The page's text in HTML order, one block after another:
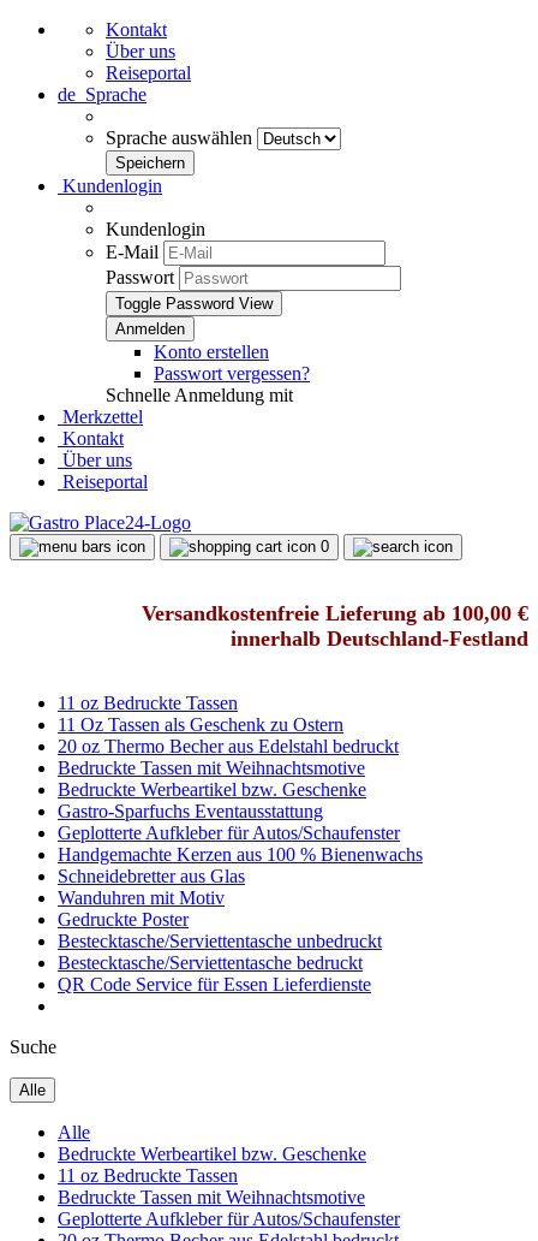
Kontakt
Über uns
Reiseportal
de Sprache
Sprache auswählen
Kundenlogin
Kundenlogin
E-Mail
Passwort
Toggle Password View
Konto erstellen
Passwort vergessen?
Schnelle Anmeldung mit
Merkzettel
Kontakt
Über uns
Reiseportal
0
Versandkostenfreie Lieferung ab 100,00 €
innerhalb Deutschland-Festland
11 oz Bedruckte Tassen
11 Oz Tassen als Geschenk zu Ostern
20 oz Thermo Becher aus Edelstahl bedruckt
Bedruckte Tassen mit Weihnachtsmotive
Bedruckte Werbeartikel bzw. Geschenke
Gastro-Sparfuchs Eventausstattung
Geplotterte Aufkleber für Autos/Schaufenster
Handgemachte Kerzen aus 100 % Bienenwachs
Schneidebretter aus Glas
Wanduhren mit Motiv
Gedruckte Poster
Bestecktasche/Serviettentasche unbedruckt
Bestecktasche/Serviettentasche bedruckt
QR Code Service für Essen Lieferdienste
Suche
Alle
Alle
Bedruckte Werbeartikel bzw. Geschenke
11 oz Bedruckte Tassen
Bedruckte Tassen mit Weihnachtsmotive
Geplotterte Aufkleber für Autos/Schaufenster